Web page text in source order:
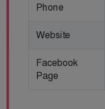
Phone
Website
Facebook
Page